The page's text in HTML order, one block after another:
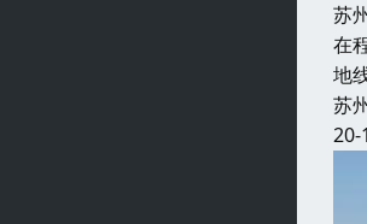
苏
在
地
苏
20-